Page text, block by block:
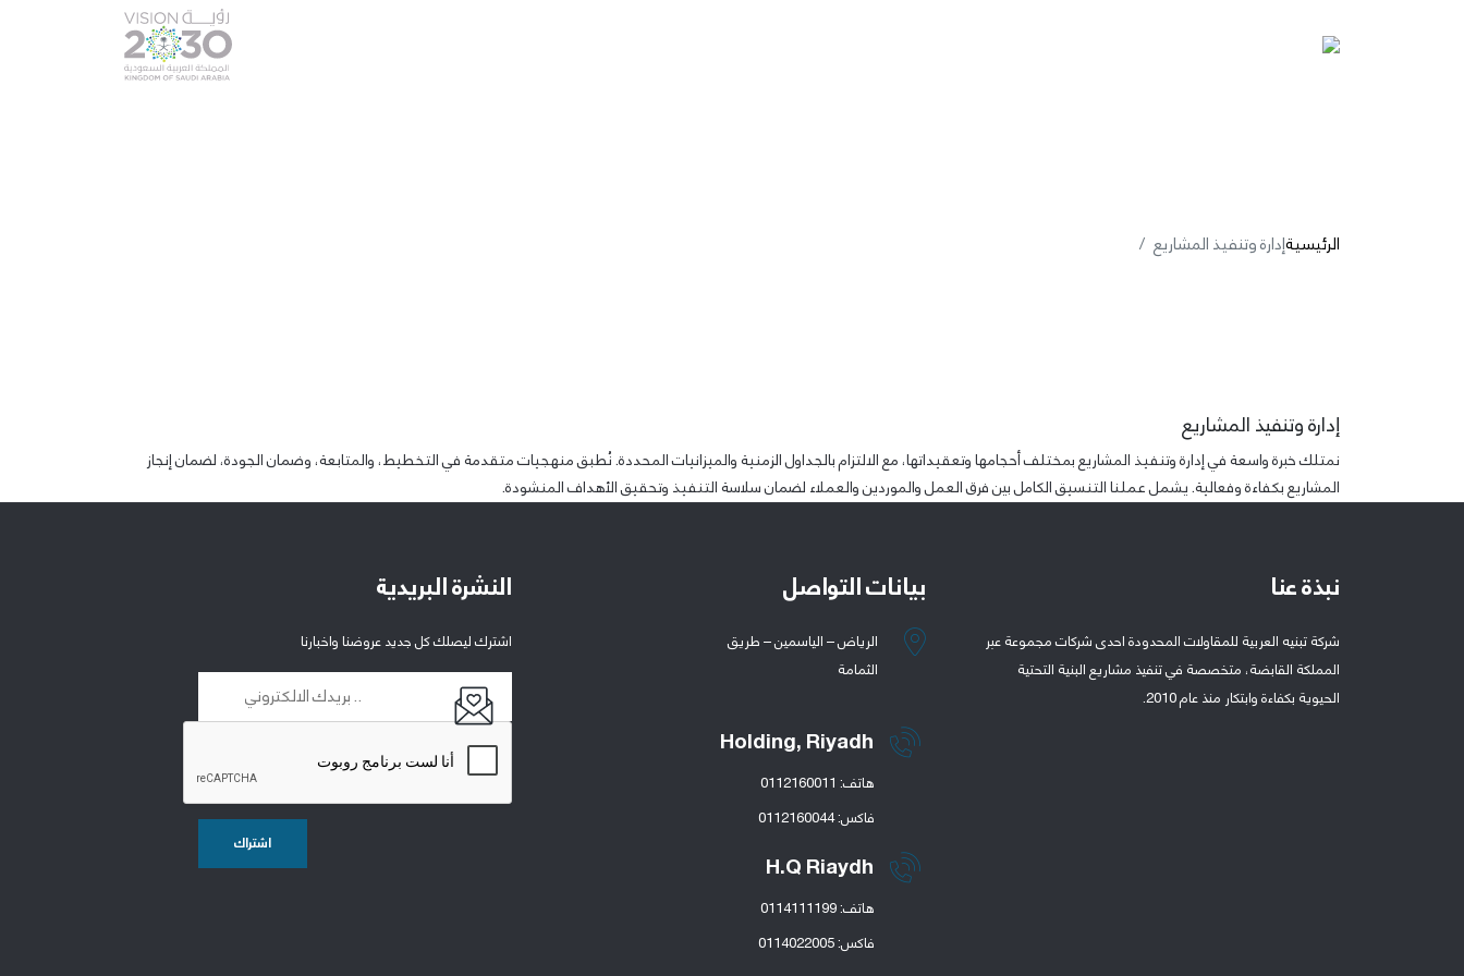
الرئيسيةإدارة وتنفيذ المشاريع
إدارة وتنفيذ المشاريع
نمتلك خبرة واسعة في إدارة وتنفيذ المشاريع بمختلف أحجامها وتعقيداتها، مع الالتزام بالجداول الزمنية والميزانيات المحددة. نُطبق منهجيات متقدمة في التخطيط، والمتابعة، وضمان الجودة، لضمان إنجاز
المشاريع بكفاءة وفعالية. يشمل عملنا التنسيق الكامل بين فرق العمل والموردين والعملاء لضمان سلاسة التنفيذ وتحقيق الأهداف المنشودة.
نبذة عنا
شركة تبنيه العربية للمقاولات المحدودة احدى شركات مجموعة عبر
المملكة القابضة، متخصصة في تنفيذ مشاريع البنية التحتية
الحيوية بكفاءة وابتكار منذ عام 2010.
بيانات التواصل
الرياض – الياسمين – طريق
الثمامة
Holding, Riyadh
هاتف: 0112160011
فاكس: 0112160044
H.Q Riaydh
هاتف: 0114111199
فاكس: 0114022005
النشرة البريدية
اشترك ليصلك كل جديد عروضنا واخبارنا
اشتراك